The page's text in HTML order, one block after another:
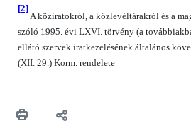
[2]
A köziratokról, a közlevéltárakról és a
szóló 1995. évi LXVI. törvény (a
ellátó szervek iratkezelésének általános
(XII. 29.) Korm. rendelete